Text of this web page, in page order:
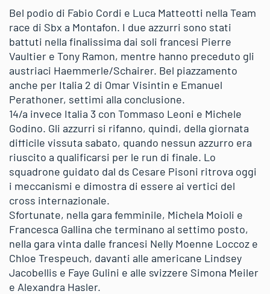
Bel podio di Fabio Cordi e Luca Matteotti nella Team
race di Sbx a Montafon. I due azzurri sono stati
battuti nella finalissima dai soli francesi Pierre
Vaultier e Tony Ramon, mentre hanno preceduto gli
austriaci Haemmerle/Schairer. Bel piazzamento
anche per Italia 2 di Omar Visintin e Emanuel
Perathoner, settimi alla conclusione.
14/a invece Italia 3 con Tommaso Leoni e Michele
Godino. Gli azzurri si rifanno, quindi, della giornata
difficile vissuta sabato, quando nessun azzurro era
riuscito a qualificarsi per le run di finale. Lo
squadrone guidato dal ds Cesare Pisoni ritrova oggi
i meccanismi e dimostra di essere ai vertici del
cross internazionale.
Sfortunate, nella gara femminile, Michela Moioli e
Francesca Gallina che terminano al settimo posto,
nella gara vinta dalle francesi Nelly Moenne Loccoz e
Chloe Trespeuch, davanti alle americane Lindsey
Jacobellis e Faye Gulini e alle svizzere Simona Meiler
e Alexandra Hasler.